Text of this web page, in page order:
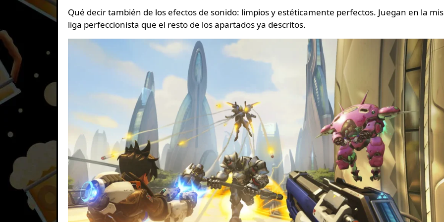
Qué decir también de los efectos de sonido: limpios y estéticamente perfectos. Juegan en la
liga perfeccionista que el resto de los apartados ya descritos.